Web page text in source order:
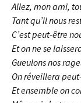
Allez, mon ami,
Tant qu’il nous
C’est peut-être
Et on ne se
Gueulons nos
On réveillera
Et ensemble on